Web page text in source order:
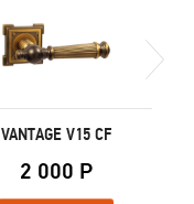
VANTAGE V15 CF
2 000 Р